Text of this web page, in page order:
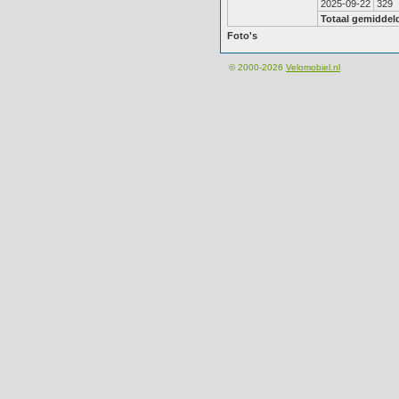
2025-09-22 329
Totaal
Foto's
© 2000-2026 Velomobiel.nl